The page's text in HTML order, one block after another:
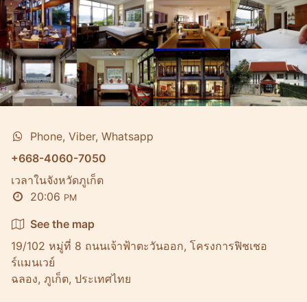
Phone, Viber, Whatsapp
+668-4060-7050
เวลาในจังหวัดภูเก็ต
20:06 PM
See the map
19/102 หมู่ที่ 8 ถนนเจ้าฟ้าตะวันออก, โครงการฟิชเชอ
ร์เเมนเวย์
ฉลอง, ภูเก็ต, ประเทศไทย